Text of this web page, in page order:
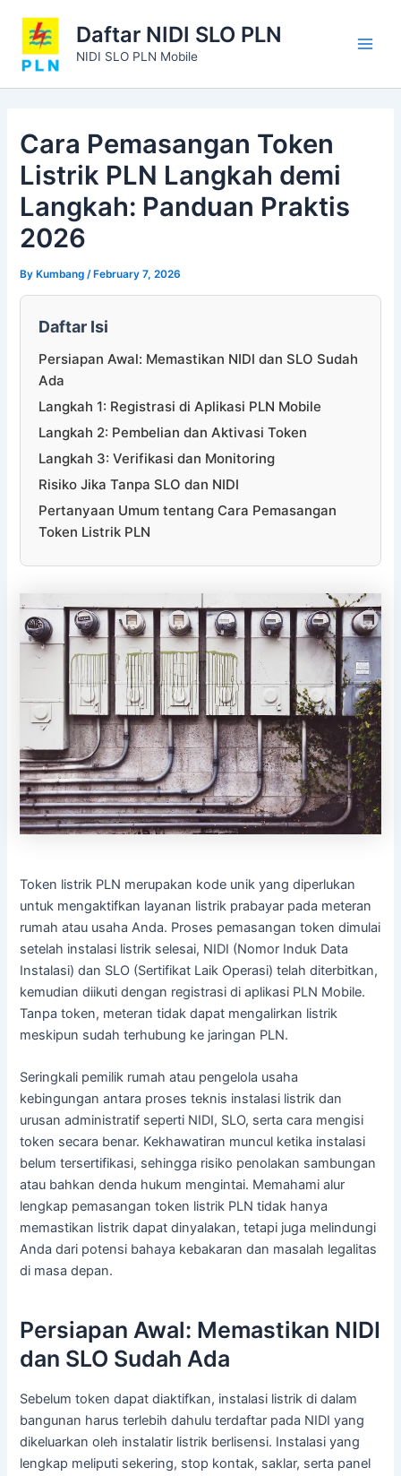
content
Daftar NIDI SLO PLN
NIDI SLO PLN Mobile
Cara Pemasangan Token
Listrik PLN Langkah demi
Langkah: Panduan Praktis
2026
By Kumbang/ February 7, 2026
Daftar Isi
Persiapan Awal: Memastikan NIDI dan SLO Sudah
Ada
Langkah 1: Registrasi di Aplikasi PLN Mobile
Langkah 2: Pembelian dan Aktivasi Token
Langkah 3: Verifikasi dan Monitoring
Risiko Jika Tanpa SLO dan NIDI
Pertanyaan Umum tentang Cara Pemasangan
Token Listrik PLN
Token listrik PLN merupakan kode unik yang diperlukan
untuk mengaktifkan layanan listrik prabayar pada meteran
rumah atau usaha Anda. Proses pemasangan token dimulai
setelah instalasi listrik selesai, NIDI (Nomor Induk Data
Instalasi) dan SLO (Sertifikat Laik Operasi) telah diterbitkan,
kemudian diikuti dengan registrasi di aplikasi PLN Mobile.
Tanpa token, meteran tidak dapat mengalirkan listrik
meskipun sudah terhubung ke jaringan PLN.
Seringkali pemilik rumah atau pengelola usaha
kebingungan antara proses teknis instalasi listrik dan
urusan administratif seperti NIDI, SLO, serta cara mengisi
token secara benar. Kekhawatiran muncul ketika instalasi
belum tersertifikasi, sehingga risiko penolakan sambungan
atau bahkan denda hukum mengintai. Memahami alur
lengkap pemasangan token listrik PLN tidak hanya
memastikan listrik dapat dinyalakan, tetapi juga melindungi
Anda dari potensi bahaya kebakaran dan masalah legalitas
di masa depan.
Persiapan Awal: Memastikan NIDI
dan SLO Sudah Ada
Sebelum token dapat diaktifkan, instalasi listrik di dalam
bangunan harus terlebih dahulu terdaftar pada NIDI yang
dikeluarkan oleh instalatir listrik berlisensi. Instalasi yang
lengkap meliputi sekering, stop kontak, saklar, serta panel